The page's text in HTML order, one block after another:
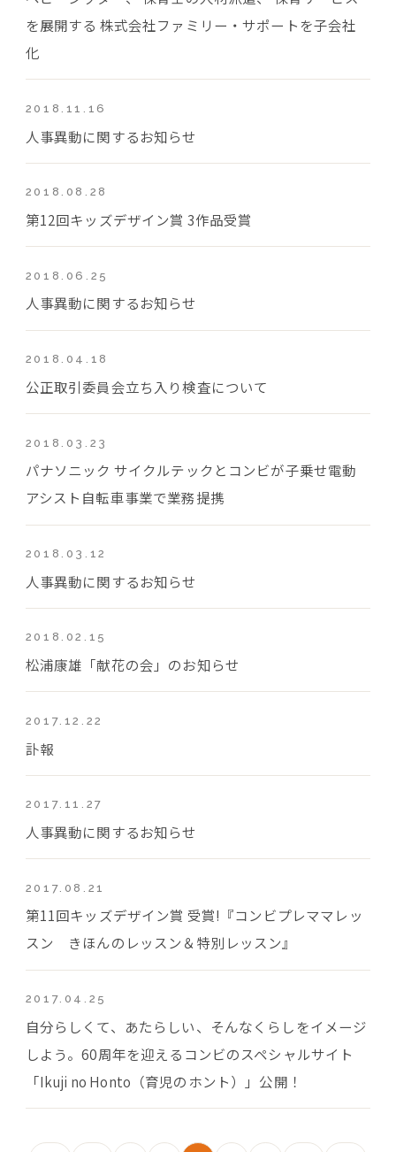
を展開する 株式会社ファミリー・サポートを子会社
化
2018.11.16
人事異動に関するお知らせ
2018.08.28
第12回キッズデザイン賞 3作品受賞
2018.06.25
人事異動に関するお知らせ
2018.04.18
公正取引委員会立ち入り検査について
2018.03.23
パナソニック サイクルテックとコンビが子乗せ電動
アシスト自転車事業で業務提携
2018.03.12
人事異動に関するお知らせ
2018.02.15
松浦康雄「献花の会」のお知らせ
2017.12.22
訃報
2017.11.27
人事異動に関するお知らせ
2017.08.21
第11回キッズデザイン賞 受賞!『コンビプレママレッ
スン きほんのレッスン＆特別レッスン』
2017.04.25
自分らしくて、あたらしい、そんなくらしをイメージ
しよう。60周年を迎えるコンビのスペシャルサイト
「Ikuji no Honto（育児のホント）」公開！